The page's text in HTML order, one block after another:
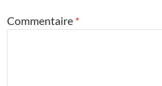
Commentaire *